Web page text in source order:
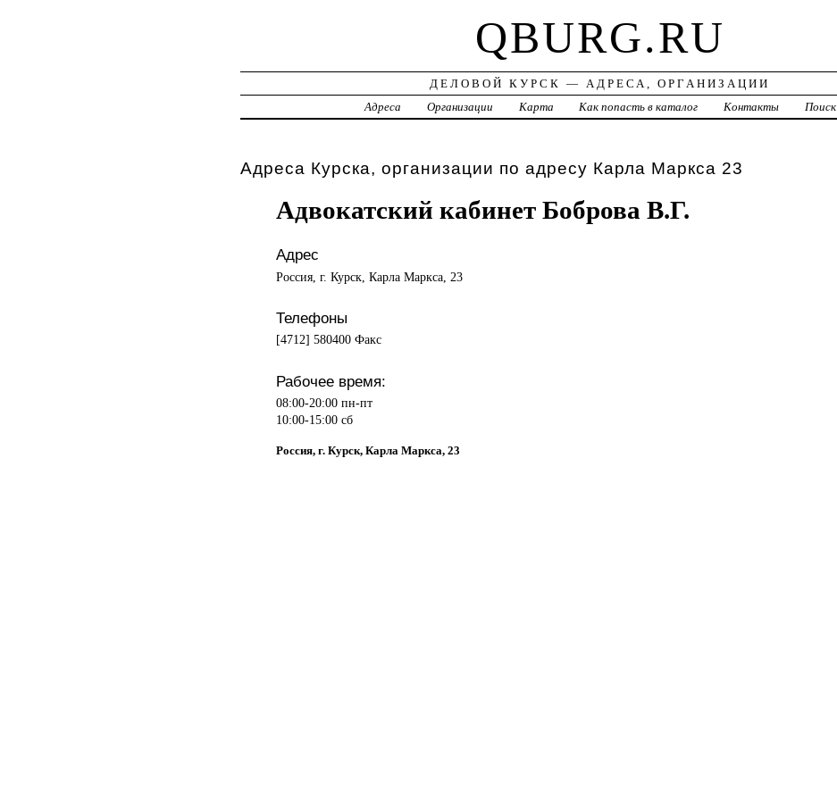
QBURG.RU
ДЕЛОВОЙ КУРСК — АДРЕСА, ОРГАНИЗАЦИИ
Адреса
Организации Карта Как попасть в каталог Контакты Поиск
Адреса Курска, организации по адресу Карла Маркса 23
Адвокатский кабинет Боброва В.Г.
Адрес
Россия, г. Курск, Карла Маркса, 23
Телефоны
[4712] 580400 Факс
Рабочее время:
08:00-20:00 пн-пт
10:00-15:00 сб
Россия, г. Курск, Карла Маркса, 23